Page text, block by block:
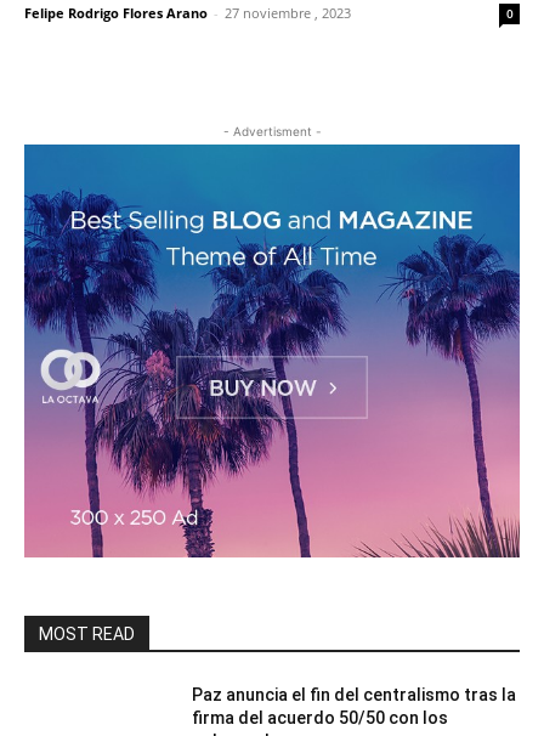
Felipe Rodrigo Flores Arano - 27 noviembre , 2023 0
- Advertisment -
MOST READ
Paz anuncia el fin del centralismo tras la
firma del acuerdo 50/50 con los